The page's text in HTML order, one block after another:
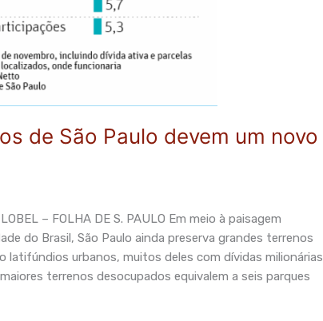
de São Paulo devem um novo
– FOLHA DE S. PAULO Em meio à paisagem
do Brasil, São Paulo ainda preserva grandes terrenos
latifúndios urbanos, muitos deles com dívidas milionárias
terrenos desocupados equivalem a seis parques